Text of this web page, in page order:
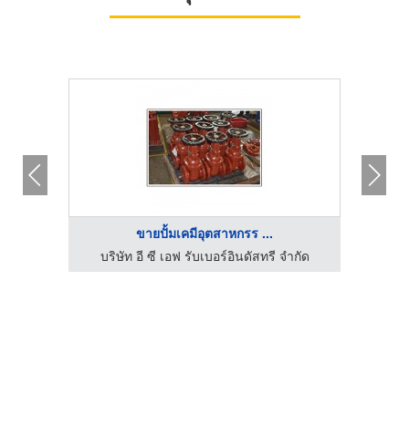
ขายปั้มเคมีอุตสาหกรร ...
บริษัท อี ซี เอฟ รับเบอร์อินดัสทรี จำกัด